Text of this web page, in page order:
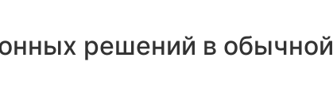
решений в обычной